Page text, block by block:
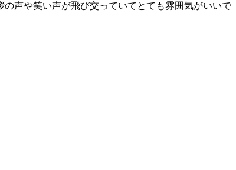
声や笑い声が飛び交っていてとても雰囲気がいいで